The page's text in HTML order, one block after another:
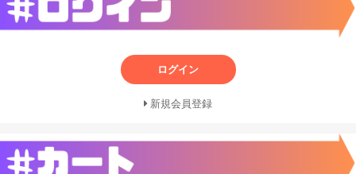
ログイン
新規会員登録